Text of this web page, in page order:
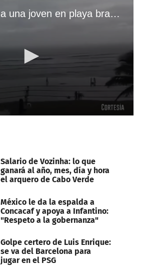
Rayo impacta a una joven en playa brasileña
Salario de Vozinha: lo que
ganará al año, mes, día y hora
el arquero de Cabo Verde
México le da la espalda a
Concacaf y apoya a Infantino:
"Respeto a la gobernanza"
Golpe certero de Luis Enrique:
se va del Barcelona para
jugar en el PSG